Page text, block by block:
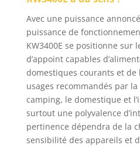
Avec une puissance
puissance de
KW3400E se positionne sur
d’appoint capables
domestiques courants et de
usages recommandés par
camping, le domestique et
surtout une polyvalence
pertinence dépendra de la
sensibilité des appareils et